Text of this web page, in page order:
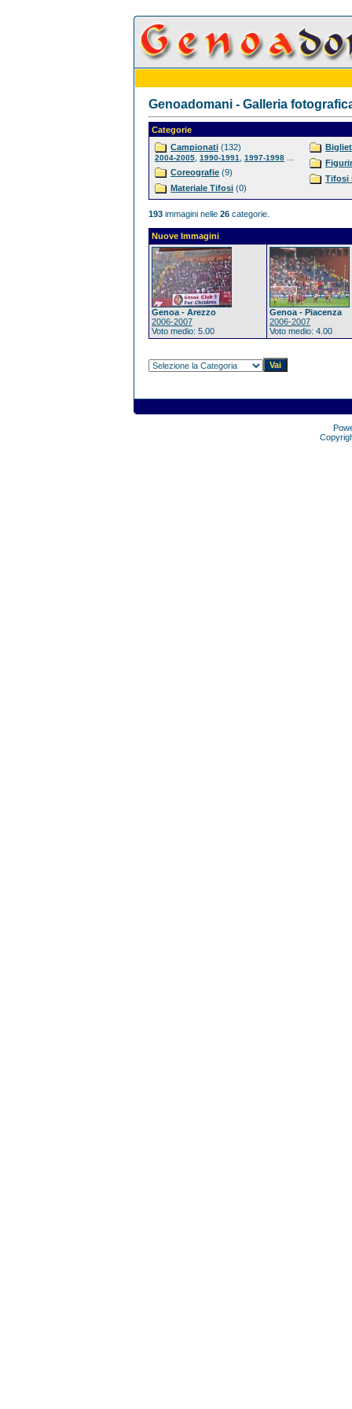
Genoadomani - Galleria
Categorie
Campionati (132)
2004-2005 1990-1991 1997-1998
Coreografie (9)
Materiale Tifosi (0)
Tifosi
193 immagini nelle 26 categorie.
Nuove Immagini
Genoa - Arezzo
2006-2007
Voto medio: 5.00
Genoa - Piacenza
2006-2007
Voto medio: 4.00